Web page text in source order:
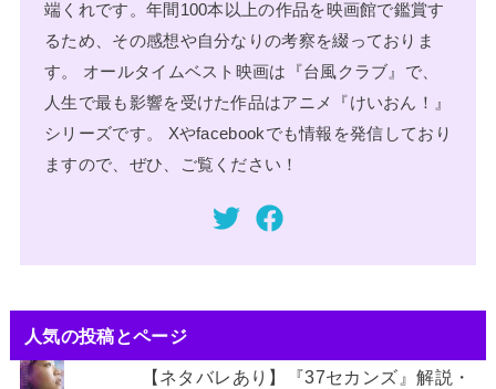
端くれです。年間100本以上の作品を映画館で鑑賞す
るため、その感想や自分なりの考察を綴っておりま
す。 オールタイムベスト映画は『台風クラブ』で、
人生で最も影響を受けた作品はアニメ『けいおん！』
シリーズです。 Xやfacebookでも情報を発信しており
ますので、ぜひ、ご覧ください！
人気の投稿とページ
【ネタバレあり】『37セカンズ』解説・